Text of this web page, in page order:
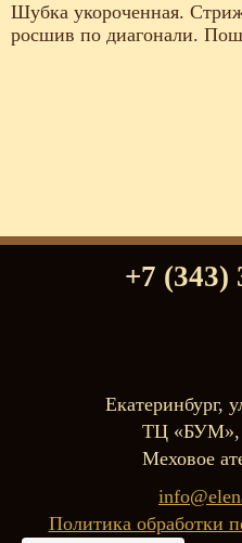
Шубка укороченная.
росшив по диагонали.
+7 (343)
Екатеринбург,
ТЦ «БУМ»,
Меховое
Политика обработки